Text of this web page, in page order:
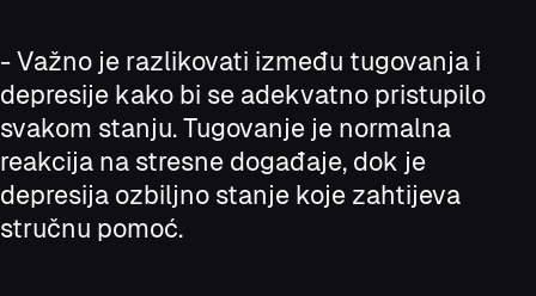
- Važno je razlikovati između tugovanja i
depresije kako bi se adekvatno pristupilo
svakom stanju. Tugovanje je normalna
reakcija na stresne događaje, dok je
depresija ozbiljno stanje koje zahtijeva
stručnu pomoć.